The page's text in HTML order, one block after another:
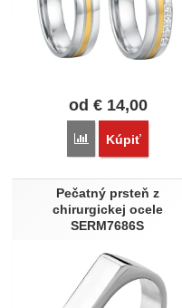
od €14,00
Porovnať
Kúpiť
Pečatný prsteň z
chirurgickej ocele
SERM7686S